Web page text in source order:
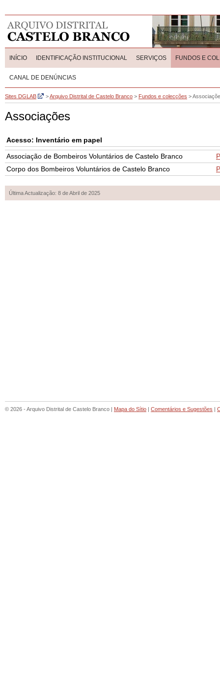
INÍCIO IDENTIFICAÇÃO INSTITUCIONAL SERVIÇOS FUNDOS E
CANAL DE DENÚNCIAS
Sites DGLAB >Arquivo Distrital de Castelo Branco > Fundos e colecções >
Associações
Acesso: Inventário em papel
Associação de Bombeiros Voluntários de Castelo Branco
Corpo dos Bombeiros Voluntários de Castelo Branco
Última Actualização: 8 de Abril de 2025
© 2026 - Arquivo Distrital de Castelo Branco | Mapa do Sítio Comentários e Sugestões